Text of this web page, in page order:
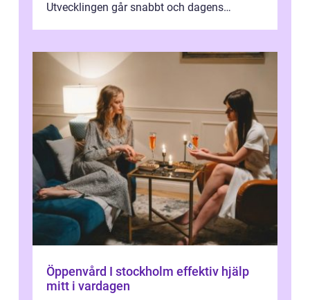
Utvecklingen går snabbt och dagens
Öppenvård I stockholm effektiv hjälp
mitt i vardagen